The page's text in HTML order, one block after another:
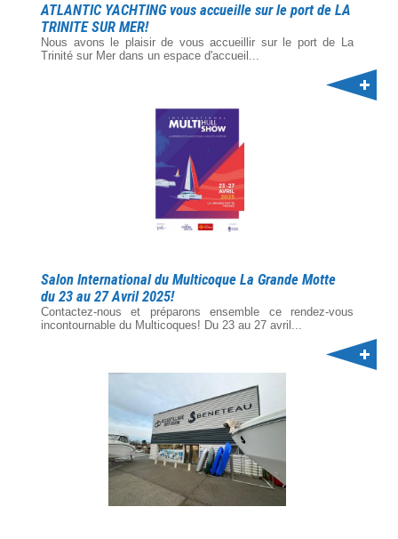
ATLANTIC YACHTING vous accueille sur le port de LA
TRINITE SUR MER!
Nous avons le plaisir de vous accueillir sur le port de La
Trinité sur Mer dans un espace d'accueil...
Salon International du Multicoque La Grande Motte
du 23 au 27 Avril 2025!
Contactez-nous et préparons ensemble ce rendez-vous
incontournable du Multicoques! Du 23 au 27 avril...